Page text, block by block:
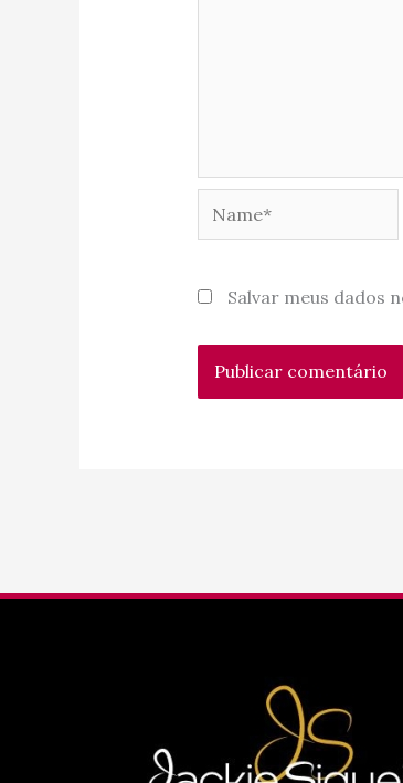
Salvar meus dados